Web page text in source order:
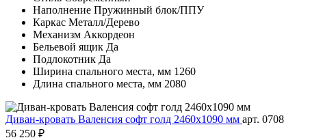
Наполнение Пружинный блок/ППУ
Каркас Металл/Дерево
Механизм Аккордеон
Бельевой ящик Да
Подлокотник Да
Ширина спального места, мм 1260
Длина спального места, мм 2080
Диван-кровать Валенсия софт голд 2460х1090 мм арт. 0708
56 250 ₽